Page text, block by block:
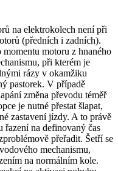
na elektrokolech není při
(předních i zadních).
motoru z hnaného
při kterém je
rázy v okamžiku
pastorek. V případě
změna převodu téměř
je nutné přestat šlapat,
zastavení jízdy. A to právě
řazení na definovaný čas
přeřadit. Šetří se
mechanismu,
na normálním kole.